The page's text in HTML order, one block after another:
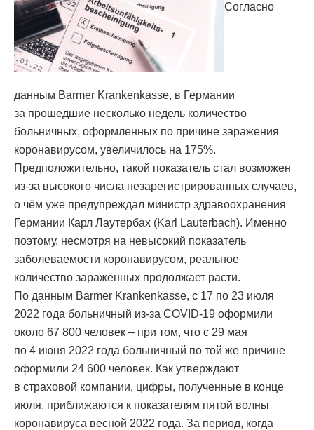
Согласно
данным Barmer Krankenkasse, в Германии
за прошедшие несколько недель количество
больничных, оформленных по причине заражения
коронавирусом, увеличилось на 175%.
Предположительно, такой показатель стал возможен
из-за высокого числа незарегистрированных случаев,
о чём уже предупреждал министр здравоохранения
Германии Карл Лаутербах (Karl Lauterbach). Именно
поэтому, несмотря на невысокий показатель
заболеваемости коронавирусом, реальное
количество заражённых продолжает расти.
По данным Barmer Krankenkasse, с 17 по 23 июля
2022 года больничный из-за COVID-19 оформили
около 67 800 человек – при том, что с 29 мая
по 4 июня 2022 года больничный по той же причине
оформили 24 600 человек. Как утверждают
в страховой компании, цифры, полученные в конце
июля, приближаются к показателям пятой волны
коронавируса весной 2022 года. За период, когда